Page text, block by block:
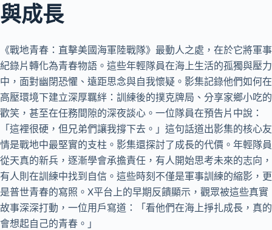
與成長
《戰地青春：直擊美國海軍陸戰隊》最動人之處，在於它將軍事
紀錄片轉化為青春物語。這些年輕隊員在海上生活的孤獨與壓力
中，面對幽閉恐懼、遠距思念與自我懷疑。影集記錄他們如何在
高壓環境下建立深厚羈絆：訓練後的撲克牌局、分享家鄉小吃的
歡笑，甚至在任務間隙的深夜談心。一位隊員在預告片中說：
「這裡很硬，但兄弟們讓我撐下去。」這句話道出影集的核心友
情是戰地中最堅實的支柱。影集還探討了成長的代價。年輕隊員
從天真的新兵，逐漸學會承擔責任，有人開始思考未來的志向，
有人則在訓練中找到自信。這些時刻不僅是軍事訓練的縮影，更
是普世青春的寫照。X平台上的早期反饋顯示，觀眾被這些真實
故事深深打動，一位用戶寫道：「看他們在海上掙扎成長，真的
會想起自己的青春。」